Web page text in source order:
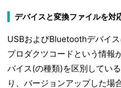
デバイスと変換ファイルを対
USBおよびBluetoothデバイス
プロダクツコードという情報
バイス(の種類)を区別してい
り、バージョンアップした場